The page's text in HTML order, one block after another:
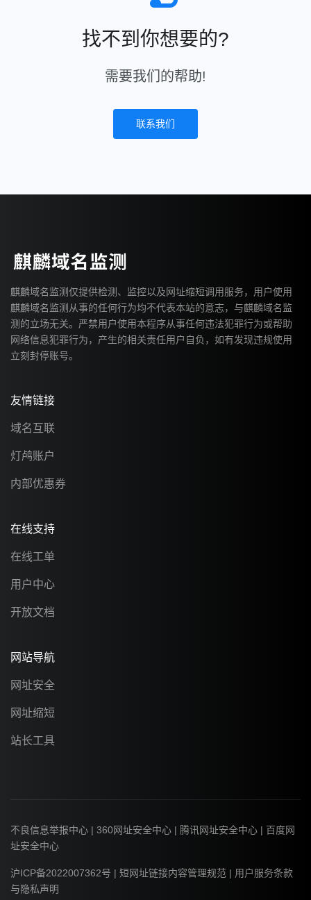
找不到你想要的?
需要我们的帮助!
联系我们
麒麟域名监测仅提供检测、监控以及网址缩短调用服务，用户使用
麒麟域名监测从事的任何行为均不代表本站的意志，与麒麟域名监
测的立场无关。严禁用户使用本程序从事任何违法犯罪行为或帮助
网络信息犯罪行为，产生的相关责任用户自负，如有发现违规使用
立刻封停账号。
友情链接
域名互联
灯鸬账户
内部优惠券
在线支持
在线工单
用户中心
开放文档
网站导航
网址安全
网址缩短
站长工具
不良信息举报中心 | 360网址安全中心 | 腾讯网址安全中心 | 百度网
址安全中心
沪ICP备2022007362号 | 短网址链接内容管理规范 | 用户服务条款
与隐私声明